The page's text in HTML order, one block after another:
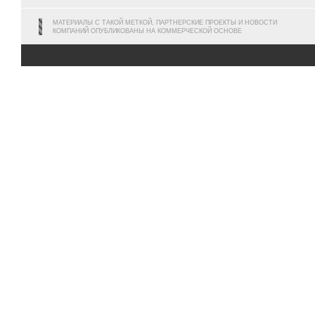
МАТЕРИАЛЫ С ТАКОЙ МЕТКОЙ, ПАРТНЕРСКИЕ ПРОЕКТЫ И НОВОСТИ
КОМПАНИЙ ОПУБЛИКОВАНЫ НА КОММЕРЧЕСКОЙ ОСНОВЕ